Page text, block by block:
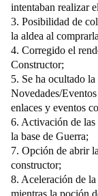
intentaban realizar
3. Posibilidad de
la aldea al
4. Corregido el
Constructor;
5. Se ha ocultado
Novedades/
enlaces y eventos
6. Activación de las
la base de Guerra;
7. Opción de abrir
constructor;
8. Aceleración de
mientras la poción